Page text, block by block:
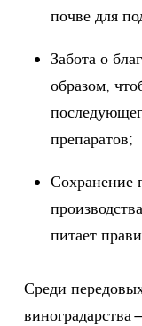
почве для
Забота о
образом,
препаратов;
Сохранение
питает
Среди
виноградарства